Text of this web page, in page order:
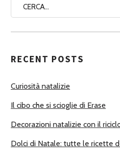
A
U
O
I
RECENT POSTS
Curiosità natalizie
Il cibo che si scioglie di Erase
Decorazioni natalizie con il
Dolci di Natale: tutte le ricette